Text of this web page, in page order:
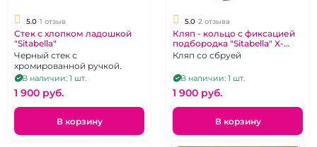
5.0 1 отзыв
Стек с хлопком ладошкой
"Sitabella"
Черный стек с
хромированной ручкой.
В наличии: 1 шт.
1 900 pуб.
В корзину
5.0 2 отзыва
Кляп - кольцо с фиксацией
подбородка "Sitabella" X-
Desire
Кляп со сбруей
В наличии: 1 шт.
1 900 pуб.
В корзину